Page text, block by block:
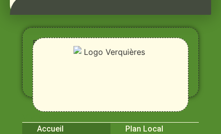
Entre
Rhône,
Alpilles
et
Durance
Accueil
Plan Local